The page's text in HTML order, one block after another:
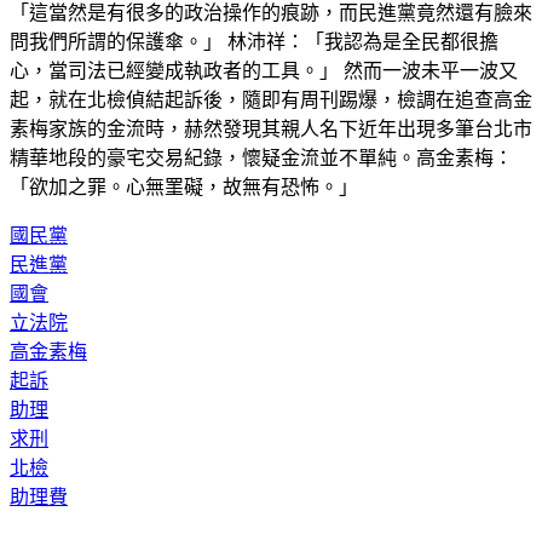
「這當然是有很多的政治操作的痕跡，而民進黨竟然還有臉來
問我們所謂的保護傘。」 林沛祥：「我認為是全民都很擔
心，當司法已經變成執政者的工具。」 然而一波未平一波又
起，就在北檢偵結起訴後，隨即有周刊踢爆，檢調在追查高金
素梅家族的金流時，赫然發現其親人名下近年出現多筆台北市
精華地段的豪宅交易紀錄，懷疑金流並不單純。高金素梅：
「欲加之罪。心無罣礙，故無有恐怖。」
國民黨
民進黨
國會
立法院
高金素梅
起訴
助理
求刑
北檢
助理費